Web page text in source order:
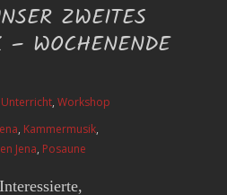
ZWEITES
– WOCHENENDE
Unterricht, Workshop
, Kammermusik,
Jena, Posaune